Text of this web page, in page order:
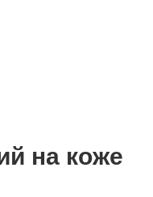
на коже